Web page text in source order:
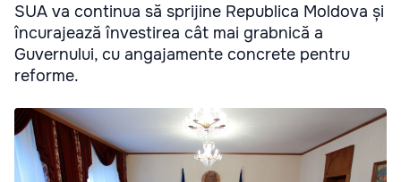
SUA va continua să sprijine Republica Moldova și
încurajează învestirea cât mai grabnică a
Guvernului, cu angajamente concrete pentru
reforme.